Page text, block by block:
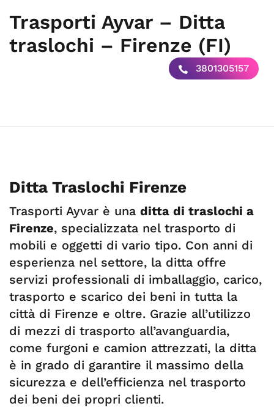
Trasporti Ayvar – Ditta
traslochi – Firenze (FI)
3801305157
Ditta Traslochi Firenze
Trasporti Ayvar è una ditta di traslochi a
Firenze, specializzata nel trasporto di
mobili e oggetti di vario tipo. Con anni di
esperienza nel settore, la ditta offre
servizi professionali di imballaggio, carico,
trasporto e scarico dei beni in tutta la
città di Firenze e oltre. Grazie all’utilizzo
di mezzi di trasporto all’avanguardia,
come furgoni e camion attrezzati, la ditta
è in grado di garantire il massimo della
sicurezza e dell’efficienza nel trasporto
dei beni dei propri clienti.